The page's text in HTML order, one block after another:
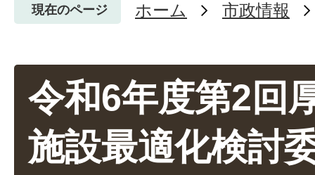
現在のページ ホーム 市政情報
令和6年度第2回
施設最適化検討